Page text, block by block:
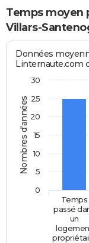
Temps moyen
Villars-
Nombres d'années
Données
Linternaute.com
Temps
passé
un
0
5
10
15
20
25
30